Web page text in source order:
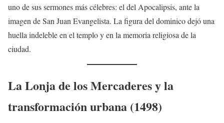
uno de sus sermones más célebres: el del Apocalipsis, ante la
imagen de San Juan Evangelista. La figura del dominico dejó una
huella indeleble en el templo y en la memoria religiosa de la
ciudad.
La Lonja de los Mercaderes y la
transformación urbana (1498)